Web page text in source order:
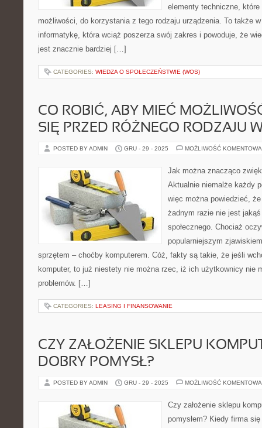
elementy techniczne,
możliwości, do korzystania z tego rodzaju urządzenia. To także
informatykę, która wciąż poszerza swój zakres i powoduje, że
jest znacznie bardziej […]
CATEGORIES: WIEDZA O SPOŁECZEŃSTWIE (WOS)
CO ROBIĆ, ABY MIEĆ
SIĘ PRZED RÓŻNEGO RODZAJU
POSTED BY ADMIN GRU - 29 - 2025 MOŻLIWOŚĆ
Jak można znacząco
Aktualnie niemalże każdy
więc można powiedzieć,
żadnym razie nie jest
społecznego. Chociaż
popularniejszym
sprzętem – choćby komputerem. Cóż, fakty są takie, że jeśli
komputer, to już niestety nie można rzec, iż ich użytkownicy nie
problemów. […]
CATEGORIES: LEASING I FINANSOWANIE
CZY ZAŁOŻENIE SKLEPU
DOBRY POMYSŁ?
POSTED BY ADMIN GRU - 29 - 2025 MOŻLIWOŚĆ
Czy założenie sklepu
pomysłem? Kiedy firma